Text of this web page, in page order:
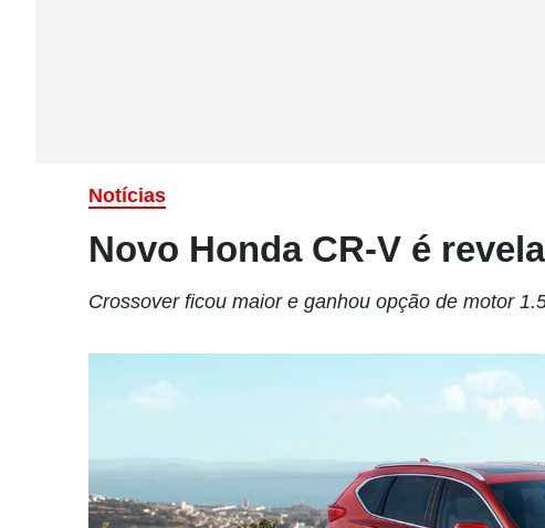
Notícias
Novo Honda CR-V é
Crossover ficou maior e ganhou opção de motor